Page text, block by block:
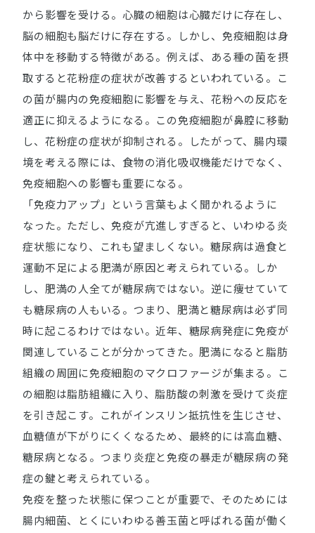
から影響を受ける。心臓の細胞は心臓だけに存在し、
脳の細胞も脳だけに存在する。しかし、免疫細胞は身
体中を移動する特徴がある。例えば、ある種の菌を摂
取すると花粉症の症状が改善するといわれている。こ
の菌が腸内の免疫細胞に影響を与え、花粉への反応を
適正に抑えるようになる。この免疫細胞が鼻腔に移動
し、花粉症の症状が抑制される。したがって、腸内環
境を考える際には、食物の消化吸収機能だけでなく、
免疫細胞への影響も重要になる。
「免疫力アップ」という言葉もよく聞かれるように
なった。ただし、免疫が亢進しすぎると、いわゆる炎
症状態になり、これも望ましくない。糖尿病は過食と
運動不足による肥満が原因と考えられている。しか
し、肥満の人全てが糖尿病ではない。逆に痩せていて
も糖尿病の人もいる。つまり、肥満と糖尿病は必ず同
時に起こるわけではない。近年、糖尿病発症に免疫が
関連していることが分かってきた。肥満になると脂肪
組織の周囲に免疫細胞のマクロファージが集まる。こ
の細胞は脂肪組織に入り、脂肪酸の刺激を受けて炎症
を引き起こす。これがインスリン抵抗性を生じさせ、
血糖値が下がりにくくなるため、最終的には高血糖、
糖尿病となる。つまり炎症と免疫の暴走が糖尿病の発
症の鍵と考えられている。
免疫を整った状態に保つことが重要で、そのためには
腸内細菌、とくにいわゆる善玉菌と呼ばれる菌が働く